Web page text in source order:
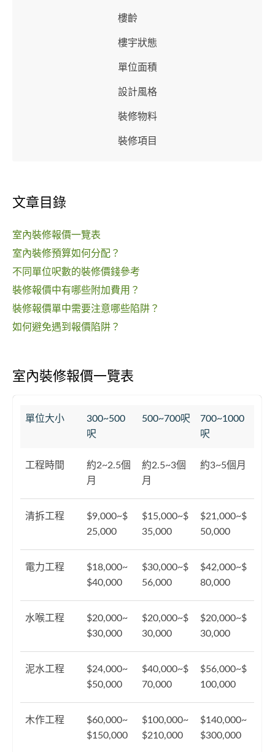
樓齡
樓宇狀態
單位面積
設計風格
裝修物料
裝修項目
文章目錄
室內裝修報價一覽表
室內裝修預算如何分配？
不同單位呎數的裝修價錢參考
裝修報價中有哪些附加費用？
裝修報價單中需要注意哪些陷阱？
如何避免遇到報價陷阱？
室內裝修報價一覽表
單位大小
300~500
呎
500~700呎
700~1000
呎
工程時間
約2~2.5個
月
約2.5~3個
月
約3~5個月
清拆工程
$9,000~$
25,000
$15,000~$
35,000
$21,000~$
50,000
電力工程
$18,000~
$40,000
$30,000~$
56,000
$42,000~$
80,000
水喉工程
$20,000~
$30,000
$20,000~$
30,000
$20,000~$
30,000
泥水工程
$24,000~
$50,000
$40,000~$
70,000
$56,000~$
100,000
木作工程
$60,000~
$150,000
$100,000~
$210,000
$140,000~
$300,000